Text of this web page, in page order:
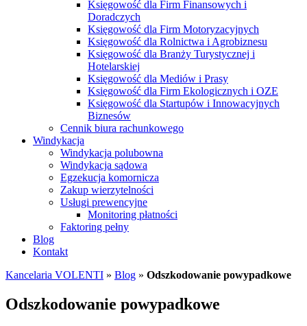
Księgowość dla Firm Finansowych i
Doradczych
Księgowość dla Firm Motoryzacyjnych
Księgowość dla Rolnictwa i Agrobiznesu
Księgowość dla Branży Turystycznej i
Hotelarskiej
Księgowość dla Mediów i Prasy
Księgowość dla Firm Ekologicznych i OZE
Księgowość dla Startupów i Innowacyjnych
Biznesów
Cennik biura rachunkowego
Windykacja
Windykacja polubowna
Windykacja sądowa
Egzekucja komornicza
Zakup wierzytelności
Usługi prewencyjne
Monitoring płatności
Faktoring pełny
Blog
Kontakt
Kancelaria VOLENTI » Blog » Odszkodowanie powypadkowe
Odszkodowanie powypadkowe